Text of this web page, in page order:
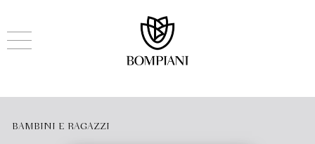
BAMBINI E RAGAZZI